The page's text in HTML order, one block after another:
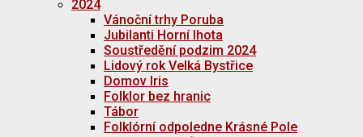
2024
Vánoční trhy Poruba
Jubilanti Horní lhota
Soustředění podzim 2024
Lidový rok Velká Bystřice
Domov Iris
Folklor bez hranic
Tábor
Folklórní odpoledne Krásné Pole